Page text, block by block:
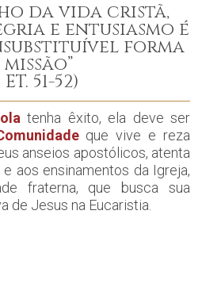
da vida cristã,
e entusiasmo é
forma
51-52)
tenha êxito, ela deve ser
que vive e reza
anseios apostólicos, atenta
aos ensinamentos da Igreja,
fraterna, que busca sua
de Jesus na Eucaristia.